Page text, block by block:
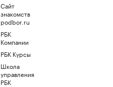
Сайт
знакомств
podbor.ru
РБК
Компании
РБК Курсы
Школа
управления
РБК